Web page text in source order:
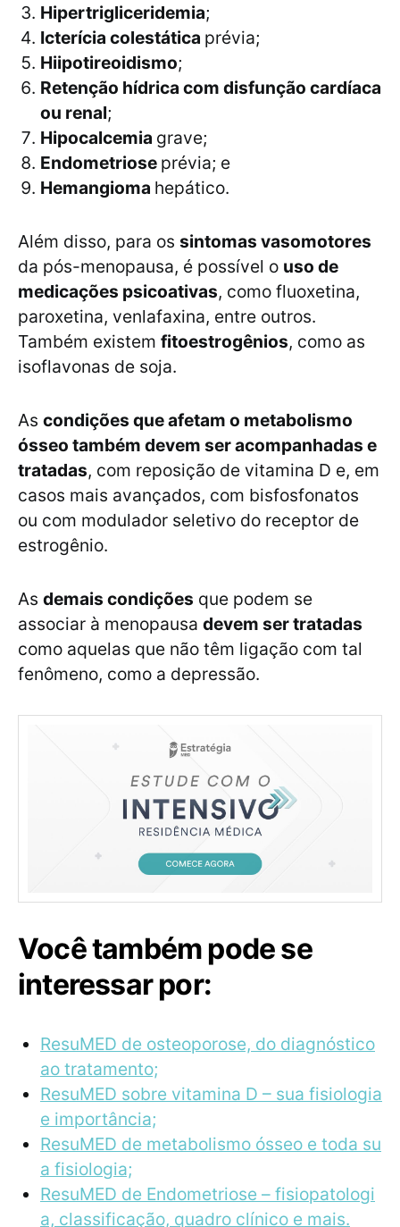
Hipertrigliceridemia;
Icterícia colestática prévia;
Hiipotireoidismo;
Retenção hídrica com disfunção cardíaca
ou renal;
Hipocalcemia grave;
Endometriose prévia; e
Hemangioma hepático.
Além disso, para os sintomas vasomotores
da pós-menopausa, é possível o uso de
medicações psicoativas, como fluoxetina,
paroxetina, venlafaxina, entre outros.
Também existem fitoestrogênios, como as
isoflavonas de soja.
As condições que afetam o metabolismo
ósseo também devem ser acompanhadas e
tratadas, com reposição de vitamina D e, em
casos mais avançados, com bisfosfonatos
ou com modulador seletivo do receptor de
estrogênio.
As demais condições que podem se
associar à menopausa devem ser tratadas
como aquelas que não têm ligação com tal
fenômeno, como a depressão.
Você também pode se
interessar por:
ResuMED de osteoporose, do diagnóstico
ao tratamento;
ResuMED sobre vitamina D – sua fisiologia
e importância;
ResuMED de metabolismo ósseo e toda su
a fisiologia;
ResuMED de Endometriose – fisiopatologi
a, classificação, quadro clínico e mais.